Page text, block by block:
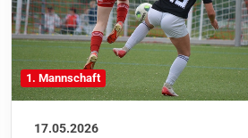
1. Mannschaft
17.05.2026